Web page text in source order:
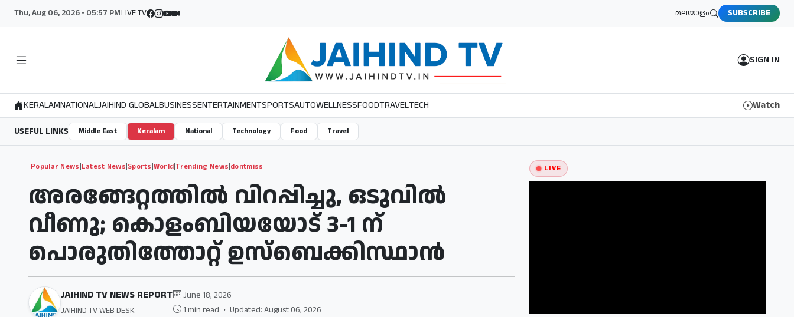
Thu, Aug 06, 2026 • 05:57 PMLIVE TV മലയാളം SUBSCRIBE
SIGN IN
KERALAMNATIONALJAIHIND GLOBALBUSINESSENTERTAINMENTSPORTSAUTOWELLNESSFOODTRAVELTECH Watch
USEFUL LINKS Middle East Keralam National Technology Food Travel
Popular News|Latest News|Sports|World|Trending News|dontmiss
അരങ്ങേറ്റത്തിൽ വിറപ്പിച്ചു, ഒടുവിൽ
വീണു; കൊളംബിയയോട് 3-1 ന്
പൊരുതിത്തോറ്റ് ഉസ്‌ബെക്കിസ്ഥാൻ
JAIHIND TV NEWS REPORT
JAIHIND TV WEB DESK
June 18, 2026
1 min read • Updated: August 06, 2026
LIVE